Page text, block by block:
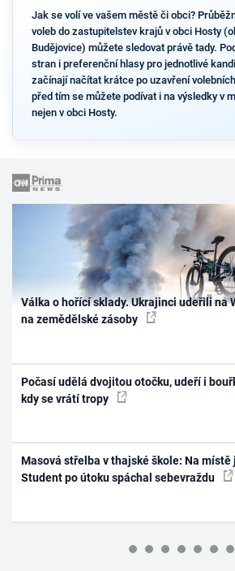
Jak se volí ve vašem městě či obci?
voleb do zastupitelstev krajů v obci Hosty
Budějovice) můžete sledovat právě tady.
stran i preferenční hlasy pro jednotlivé
začínají načítat krátce po uzavření
před tím se můžete podívat i na výsledky v
nejen v obci Hosty.
Válka o hořící sklady. Ukrajinci udeřili na
na zemědělské zásoby
Počasí udělá dvojitou otočku, udeří i
kdy se vrátí tropy
Masová střelba v thajské škole: Na místě
Student po útoku spáchal sebevraždu